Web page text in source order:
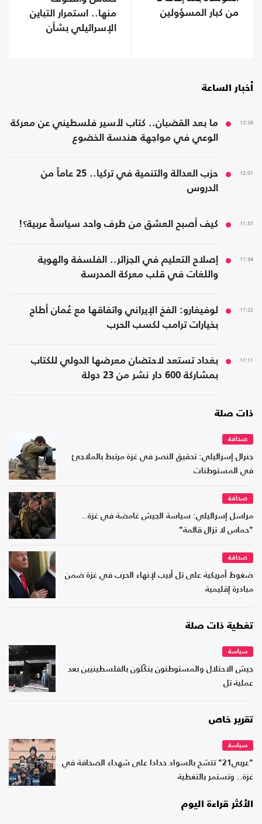
من كبار المسؤولين
منها.. استمرار التباين
الإسرائيلي بشأن
أخبار الساعة
12:26
ما بعد القضبان.. كتاب لأسير فلسطيني عن معركة
الوعي في مواجهة هندسة الخضوع
12:01
حزب العدالة والتنمية في تركيا.. 25 عاماً من
الدروس
11:37 كيف أصبح العشق من طرف واحد سياسةً عربية؟!
11:34
إصلاح التعليم في الجزائر.. الفلسفة والهوية
واللغات في قلب معركة المدرسة
11:22
لوفيغارو: الفخ الإيراني واتفاقها مع عُمان أطاح
بخيارات ترامب لكسب الحرب
11:11
بغداد تستعد لاحتضان معرضها الدولي للكتاب
بمشاركة 600 دار نشر من 23 دولة
ذات صلة
صحافة
جنرال إسرائيلي: تحقيق النصر في غزة مرتبط بالملاجئ
في المستوطنات
صحافة
مراسل إسرائيلي: سياسة الجيش غامضة في غزة..
"حماس لا تزال قائمة"
صحافة
ضغوط أمريكية على تل أبيب لإنهاء الحرب في غزة ضمن
مبادرة إقليمية
تغطية ذات صلة
سياسة
جيش الاحتلال والمستوطنون ينكّلون بالفلسطينيين بعد
عملية تل
تقرير خاص
سياسة
"عربي21" تتشح بالسواد حدادا على شهداء الصحافة في
غزة.. وتستمر بالتغطية
الأكثر قراءة اليوم